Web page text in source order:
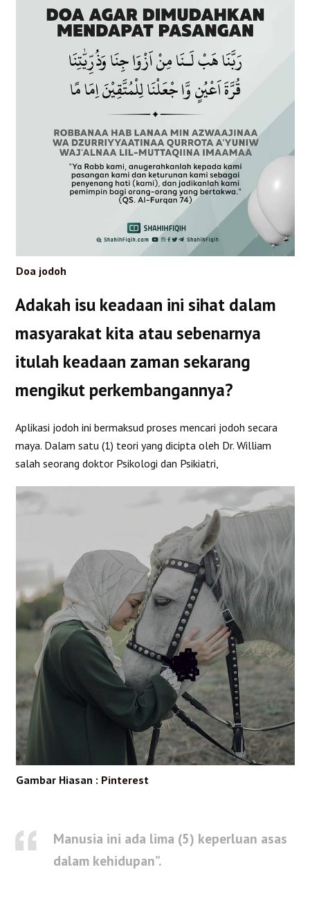
Doa jodoh
Adakah isu keadaan ini sihat dalam
masyarakat kita atau sebenarnya
itulah keadaan zaman sekarang
mengikut perkembangannya?
Aplikasi jodoh ini bermaksud proses mencari jodoh secara
maya. Dalam satu (1) teori yang dicipta oleh Dr. William
salah seorang doktor Psikologi dan Psikiatri,
Gambar Hiasan : Pinterest
Manusia ini ada lima (5) keperluan asas
dalam kehidupan”.